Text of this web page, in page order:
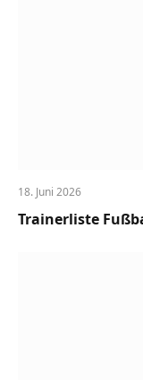
18. Juni 2026
Trainerliste